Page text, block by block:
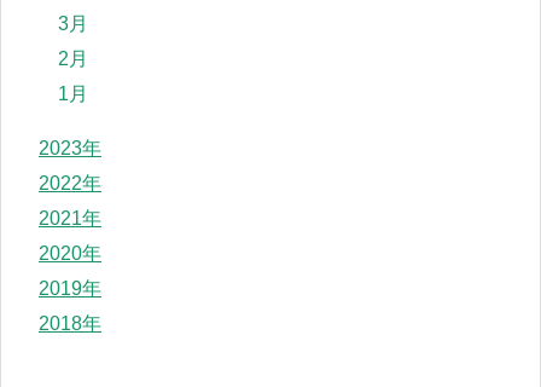
3月
2月
1月
2023年
2022年
2021年
2020年
2019年
2018年